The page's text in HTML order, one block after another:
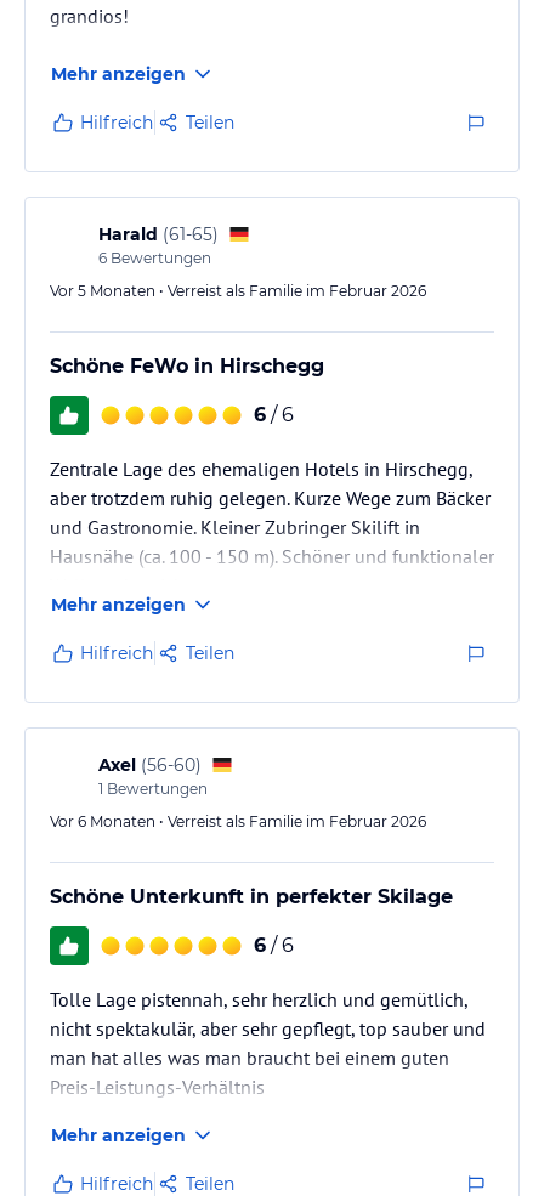
grandios!
Mehr anzeigen
Hilfreich Teilen
Harald (61-65)
6 Bewertungen
Vor 5 Monaten • Verreist als Familie im Februar 2026
Schöne FeWo in Hirschegg
6 / 6
Zentrale Lage des ehemaligen Hotels in Hirschegg,
aber trotzdem ruhig gelegen. Kurze Wege zum Bäcker
und Gastronomie. Kleiner Zubringer Skilift in
Hausnähe (ca. 100 - 150 m). Schöner und funktionaler
Mehr anzeigen
Hilfreich Teilen
Axel (56-60)
1 Bewertungen
Vor 6 Monaten • Verreist als Familie im Februar 2026
Schöne Unterkunft in perfekter Skilage
6 / 6
Tolle Lage pistennah, sehr herzlich und gemütlich,
nicht spektakulär, aber sehr gepflegt, top sauber und
man hat alles was man braucht bei einem guten
Preis-Leistungs-Verhältnis
Mehr anzeigen
Hilfreich Teilen